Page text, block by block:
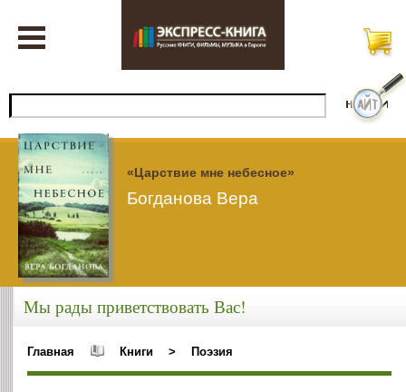
«Царствие мне небесное»
Богданова Вера
Мы рады приветствовать Вас!
Главная Книги > Поэзия